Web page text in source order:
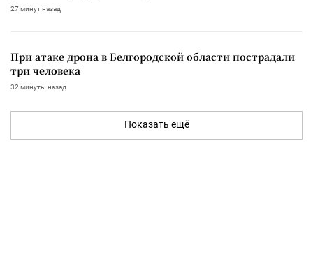
27 минут назад
При атаке дрона в Белгородской области пострадали
три человека
32 минуты назад
Показать ещё